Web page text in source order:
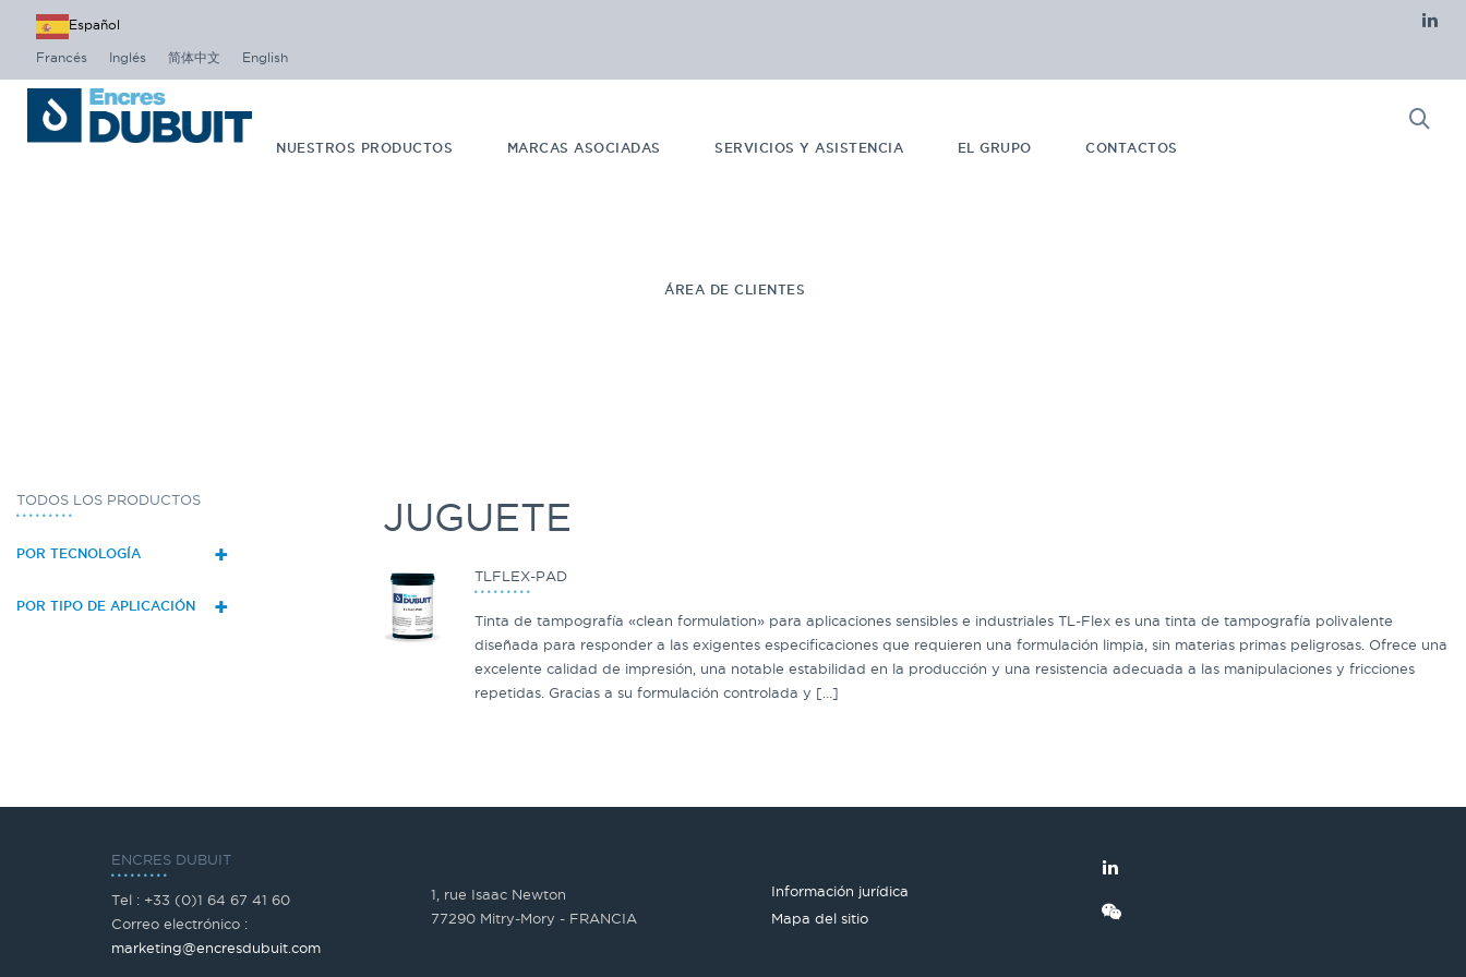
Español
Francés Inglés 简体中文 English
NUESTROS PRODUCTOS MARCAS ASOCIADAS SERVICIOS Y ASISTENCIA EL GRUPO CONTACTOS
ÁREA DE CLIENTES
TODOS LOS PRODUCTOS
+
POR TECNOLOGÍA
+
POR TIPO DE APLICACIÓN
JUGUETE
TLFLEX-PAD
Tinta de tampografía «clean formulation» para aplicaciones sensibles e industriales TL-Flex es una tinta de tampografía polivalente
diseñada para responder a las exigentes especificaciones que requieren una formulación limpia, sin materias primas peligrosas. Ofrece una
excelente calidad de impresión, una notable estabilidad en la producción y una resistencia adecuada a las manipulaciones y fricciones
repetidas. Gracias a su formulación controlada y […]
ENCRES DUBUIT
Tel : +33 (0)1 64 67 41 60
Correo electrónico :
marketing@encresdubuit.com
1, rue Isaac Newton
77290 Mitry-Mory - FRANCIA
Información jurídica
Mapa del sitio